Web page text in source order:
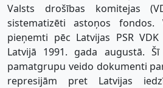
Valsts drošības komitejas
sistematizēti astoņos fondos.
pieņemti pēc Latvijas PSR
Latvijā 1991. gada augustā.
pamatgrupu veido dokumenti
represijām pret Latvijas